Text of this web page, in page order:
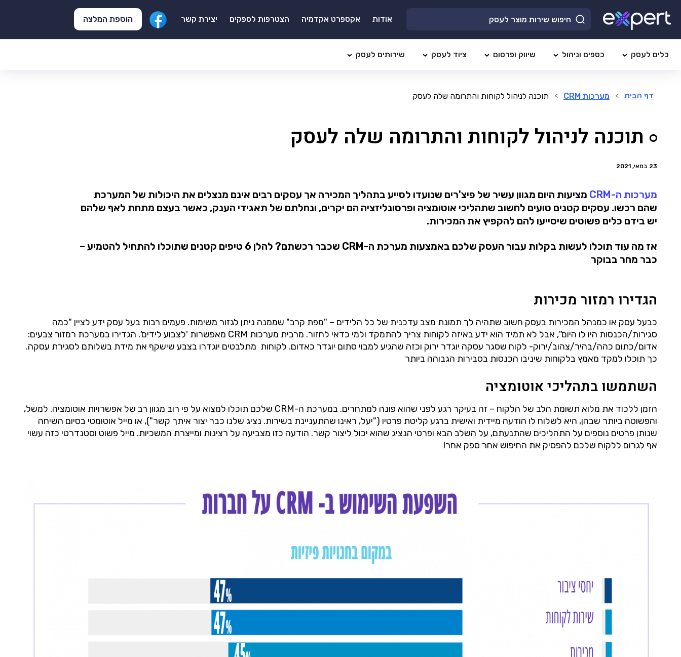
אודות אקספרט אקדמיה הצטרפות לספקים יצירת קשר הוספת המלצה
כלים לעסק כספים וניהול שיווק ופרסום ציוד לעסק שירותים לעסק
דף הבית > מערכות CRM > תוכנה לניהול לקוחות והתרומה שלה לעסק
תוכנה לניהול לקוחות והתרומה שלה לעסק
23 במאי, 2021
מערכות ה-CRM
מציעות היום מגוון עשיר של פיצ'רים שנועדו לסייע בתהליך המכירה אך עסקים רבים אינם מנצלים את היכולות של המערכת
שהם רכשו. עסקים קטנים טועים לחשוב שתהליכי אוטומציה ופרסונליזציה הם יקרים, ונחלתם של תאגידי הענק, כאשר בעצם מתחת לאף שלהם
יש בידם כלים פשוטים שיסייעו להם להקפיץ את המכירות.
אז מה עוד תוכלו לעשות בקלות עבור העסק שלכם באמצעות מערכת ה-CRM שכבר רכשתם? להלן 6 טיפים קטנים שתוכלו להתחיל להטמיע –
כבר מחר בבוקר
הגדירו רמזור מכירות
כבעל עסק או כמנהל המכירות בעסק חשוב שתהיה לך תמונת מצב עדכנית של כל הלידים – "מפת קרב" שממנה ניתן לגזור משימות. פעמים רבות בעל עסק ידע לציין "כמה
סגירות/הכנסות היו לו היום", אבל לא תמיד הוא ידע באיזה לקוחות צריך להתמקד ולמי כדאי לחזור. מרבית מערכות CRM מאפשרות 'לצבוע לידים'. הגדירו במערכת רמזור צבעים:
אדום/כתום כהה/בהיר/צהוב/ירוק- לקוח שסגר עסקה יוגדר ירוק וכזה שהגיע למבוי סתום יוגדר כאדום. לקוחות מתלבטים יוגדרו בצבע שישקף את מידת בשלותם לסגירת עסקה.
כך תוכלו למקד מאמץ בלקוחות שיניבו הכנסות בסבירות הגבוהה ביותר
השתמשו בתהליכי אוטומציה
הזמן ללכוד את מלוא תשומת הלב של הלקוח – זה בעיקר רגע לפני שהוא פונה למתחרים. במערכת ה-CRM שלכם תוכלו למצוא על פי רוב מגוון רב של אפשרויות אוטומציה. למשל,
והפשוטה ביותר שבהן, היא לשלוח לו הודעה מיידית ואישית ברגע קליטת פרטיו ("יעל, ראינו שהתעניינת בשירות. נציג שלנו כבר יצור איתך קשר"), או מייל אוטומטי בסיום השיחה
שנותן פרטים נוספים על התהליכים שהתנעתם, על השלב הבא ופרטי הנציג שהוא יכול ליצור קשר. הודעה כזו מצביעה על רצינות ומייצרת המשכיות. מייל פשוט וסטנדרטי כזה עשוי
אף לגרום ללקוח שלכם להפסיק את החיפוש אחר ספק אחר!